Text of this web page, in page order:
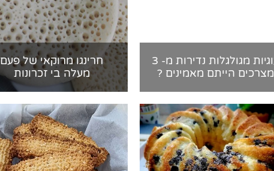
עוגיות מגולגלות נדירות מ- 3
מצרכים הייתם מאמינים ?
חרינגו מרוקאי של פעם
מעלה בי זכרונות